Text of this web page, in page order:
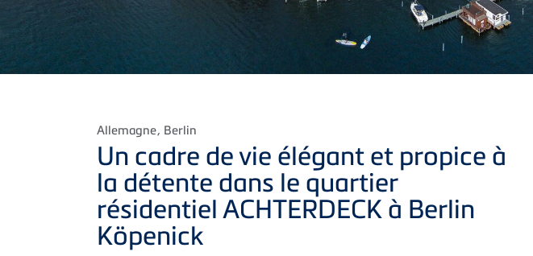
Allemagne, Berlin
Un cadre de vie élégant et propice à
la détente dans le quartier
résidentiel ACHTERDECK à Berlin
Köpenick